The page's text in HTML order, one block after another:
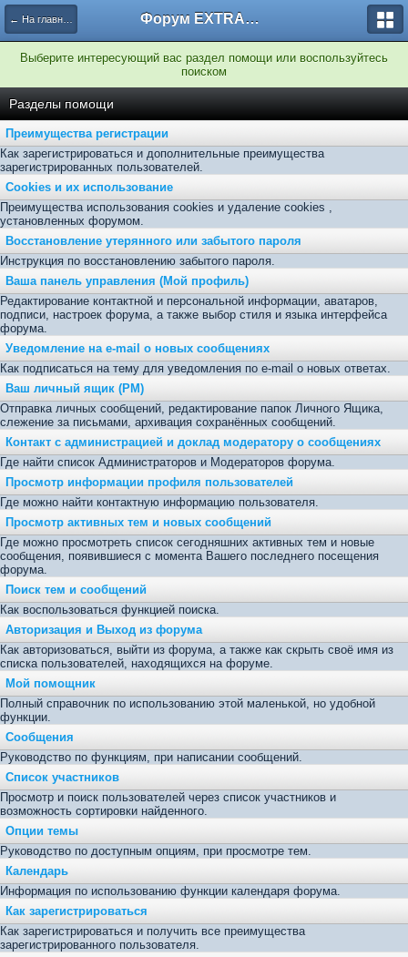
← На главную Форум EXTRACTOR.ru
Выберите интересующий вас раздел помощи или воспользуйтесь
поиском
Разделы помощи
Преимущества регистрации
Как зарегистрироваться и дополнительные преимущества
зарегистрированных пользователей.
Cookies и их использование
Преимущества использования cookies и удаление cookies ,
установленных форумом.
Восстановление утерянного или забытого пароля
Инструкция по восстановлению забытого пароля.
Ваша панель управления (Мой профиль)
Редактирование контактной и персональной информации, аватаров,
подписи, настроек форума, а также выбор стиля и языка интерфейса
форума.
Уведомление на e-mail о новых сообщениях
Как подписаться на тему для уведомления по e-mail о новых ответах.
Ваш личный ящик (PM)
Отправка личных сообщений, редактирование папок Личного Ящика,
слежение за письмами, архивация сохранённых сообщений.
Контакт с администрацией и доклад модератору о сообщениях
Где найти список Администраторов и Модераторов форума.
Просмотр информации профиля пользователей
Где можно найти контактную информацию пользователя.
Просмотр активных тем и новых сообщений
Где можно просмотреть список сегодняшних активных тем и новые
сообщения, появившиеся с момента Вашего последнего посещения
форума.
Поиск тем и сообщений
Как воспользоваться функцией поиска.
Авторизация и Выход из форума
Как авторизоваться, выйти из форума, а также как скрыть своё имя из
списка пользователей, находящихся на форуме.
Мой помощник
Полный справочник по использованию этой маленькой, но удобной
функции.
Сообщения
Руководство по функциям, при написании сообщений.
Список участников
Просмотр и поиск пользователей через список участников и
возможность сортировки найденного.
Опции темы
Руководство по доступным опциям, при просмотре тем.
Календарь
Информация по использованию функции календаря форума.
Как зарегистрироваться
Как зарегистрироваться и получить все преимущества
зарегистрированного пользователя.